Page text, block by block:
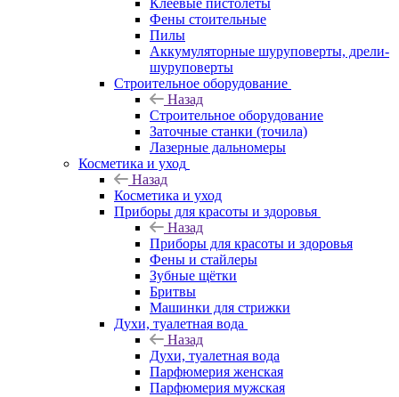
Клеевые пистолеты
Фены стоительные
Пилы
Аккумуляторные шуруповерты, дрели-
шуруповерты
Строительное оборудование
Назад
Строительное оборудование
Заточные станки (точила)
Лазерные дальномеры
Косметика и уход
Назад
Косметика и уход
Приборы для красоты и здоровья
Назад
Приборы для красоты и здоровья
Фены и стайлеры
Зубные щётки
Бритвы
Машинки для стрижки
Духи, туалетная вода
Назад
Духи, туалетная вода
Парфюмерия женская
Парфюмерия мужская